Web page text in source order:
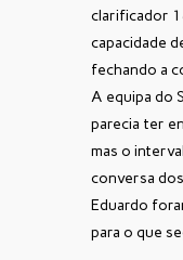
clarificador
capacidade
fechando a
A equipa do
parecia ter
mas o
conversa
Eduardo
para o que